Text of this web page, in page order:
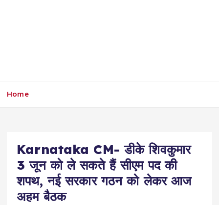
Home
Karnataka CM- डीके शिवकुमार
3 जून को ले सकते हैं सीएम पद की
शपथ, नई सरकार गठन को लेकर आज
अहम बैठक